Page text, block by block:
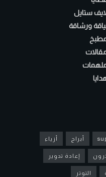
ستايل
ورشاقة
أبراج أزياء
إعادة تدوير
التوتر